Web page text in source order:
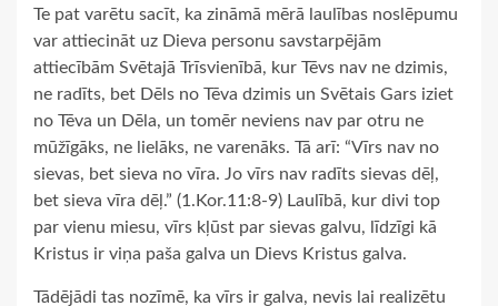
Te pat varētu sacīt, ka zināmā mērā laulības noslēpumu
var attiecināt uz Dieva personu savstarpējām
attiecībām Svētajā Trīsvienībā, kur Tēvs nav ne dzimis,
ne radīts, bet Dēls no Tēva dzimis un Svētais Gars iziet
no Tēva un Dēla, un tomēr neviens nav par otru ne
mūžīgāks, ne lielāks, ne varenāks. Tā arī: “Vīrs nav no
sievas, bet sieva no vīra. Jo vīrs nav radīts sievas dēļ,
bet sieva vīra dēļ.” (1.Kor.11:8-9) Laulībā, kur divi top
par vienu miesu, vīrs kļūst par sievas galvu, līdzīgi kā
Kristus ir viņa paša galva un Dievs Kristus galva.
Tādējādi tas nozīmē, ka vīrs ir galva, nevis lai realizētu